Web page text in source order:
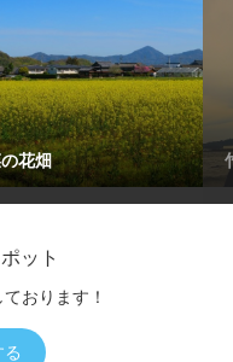
花畑
ット
おります！